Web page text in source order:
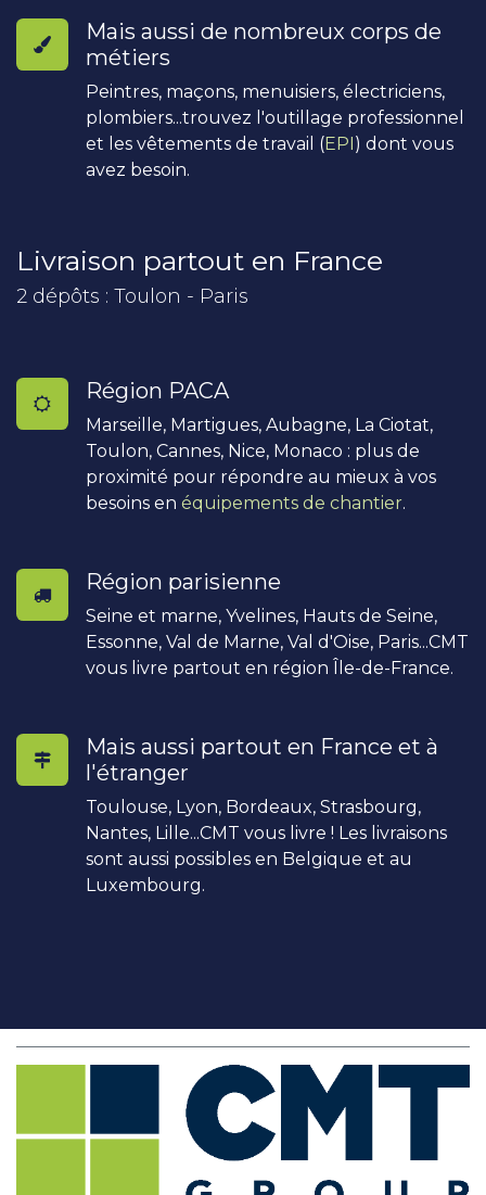
Mais aussi de nombreux corps de
métiers
Peintres, maçons, menuisiers, électriciens,
plombiers...trouvez l'outillage professionnel
et les vêtements de travail (EPI) dont vous
avez besoin.
Livraison partout en France
2 dépôts : Toulon - Paris
Région PACA
Marseille, Martigues, Aubagne, La Ciotat,
Toulon, Cannes, Nice, Monaco : plus de
proximité pour répondre au mieux à vos
besoins en équipements de chantier.
Région parisienne
Seine et marne, Yvelines, Hauts de Seine,
Essonne, Val de Marne, Val d'Oise, Paris...CMT
vous livre partout en région Île-de-France.
Mais aussi partout en France et à
l'étranger
Toulouse, Lyon, Bordeaux, Strasbourg,
Nantes, Lille...CMT vous livre ! Les livraisons
sont aussi possibles en Belgique et au
Luxembourg.